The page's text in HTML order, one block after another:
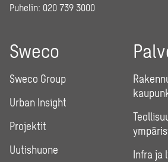
Puhelin: 020 739 3000
Sweco
Sweco Group
Urban Insight
Projektit
Uutishuone
Infra ja